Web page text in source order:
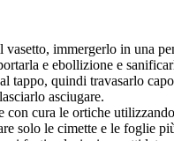
vasetto, immergerlo in una
e ebollizione e
tappo, quindi travasarlo
asciugare.
con cura le ortiche
solo le cimette e le foglie